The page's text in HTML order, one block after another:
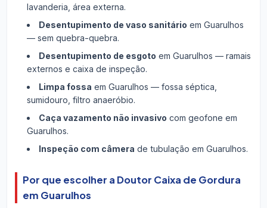
lavanderia, área externa.
Desentupimento de vaso sanitário em Guarulhos
— sem quebra-quebra.
Desentupimento de esgoto em Guarulhos — ramais
externos e caixa de inspeção.
Limpa fossa em Guarulhos — fossa séptica,
sumidouro, filtro anaeróbio.
Caça vazamento não invasivo com geofone em
Guarulhos.
Inspeção com câmera de tubulação em Guarulhos.
Por que escolher a Doutor Caixa de Gordura
em Guarulhos